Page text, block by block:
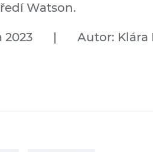
Watson.
2023 |
Autor: Klára